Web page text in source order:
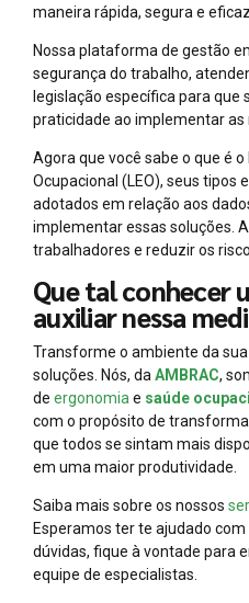
maneira rápida, segura e eficaz.
Nossa plataforma de gestão
segurança do trabalho,
legislação específica para que
praticidade ao implementar as
Agora que você sabe o que é
Ocupacional (LEO), seus tipos
adotados em relação aos
implementar essas soluções.
trabalhadores e reduzir os
Que tal conhecer
auxiliar nessa
Transforme o ambiente da
soluções. Nós, da AMBRAC,
de ergonomia e saúde
com o propósito de
que todos se sintam mais
em uma maior produtividade.
Saiba mais sobre os nossos
Esperamos ter te ajudado
dúvidas, fique à vontade para
equipe de especialistas.